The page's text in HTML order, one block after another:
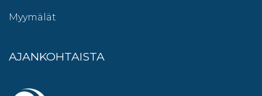
Myymälät
AJANKOHTAISTA